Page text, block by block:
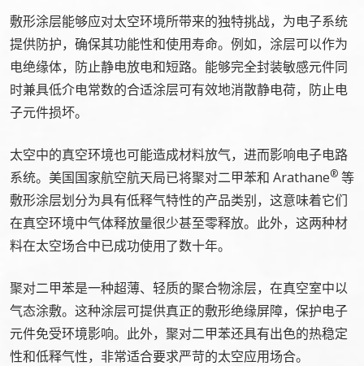
敷形涂层能够应对太空环境所带来的独特挑战，为电子系统
提供防护，确保其功能性和使用寿命。例如，涂层可以作为
电绝缘体，防止静电放电和短路。能够完全封装敏感元件同
时兼具低介电常数的合适涂层可有效地消散静电荷，防止电
子元件损坏。
太空中的真空环境也可能造成材料放气，进而影响电子电路
系统。美国国家航空航天局已将聚对二甲苯和 Arathane® 等
敷形涂层划分为具有低释气特性的产品类别，这意味着它们
在真空环境中气体释放量很少甚至零释放。此外，这两种材
料在太空场合中已成功使用了数十年。
聚对二甲苯是一种超薄、轻质的聚合物涂层，在真空室中以
气态涂敷。这种涂层可提供真正的敷形绝缘屏障，保护电子
元件免受环境影响。此外，聚对二甲苯还具有出色的热稳定
性和低释气性，非常适合要求严苛的太空应用场合。